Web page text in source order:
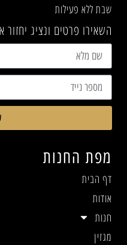
מפת החנות
דף הבית
אודות
חנות
מגזין
שבת ללא פעילות
השאירו פרטים ונציג